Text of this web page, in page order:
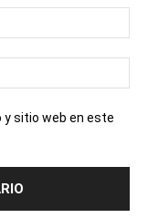
y sitio web en este